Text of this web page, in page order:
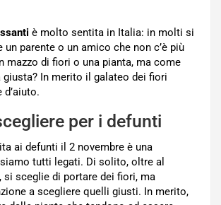
è molto sentita in Italia: in molti si
un parente o un amico che non c’è più
mazzo di fiori o una pianta, ma come
In merito il galateo dei fiori
per i defunti
ai defunti il 2 novembre è una
siamo tutti legati. Di solito, oltre al
si sceglie di portare dei fiori, ma
a scegliere quelli giusti. In merito,